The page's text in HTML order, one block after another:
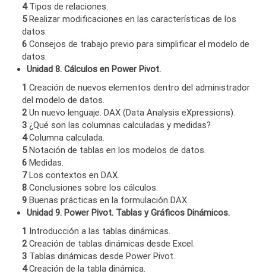
4Tipos de relaciones.
5Realizar modificaciones en las características de los
datos.
6 Consejos de trabajo previo para simplificar el modelo de
datos.
Unidad 8. Cálculos en Power Pivot.
1 Creación de nuevos elementos dentro del administrador
del modelo de datos.
2Un nuevo lenguaje. DAX (Data Analysis eXpressions).
3 ¿Qué son las columnas calculadas y medidas?
4Columna calculada.
5Notación de tablas en los modelos de datos.
6 Medidas.
7Los contextos en DAX.
8 Conclusiones sobre los cálculos.
9 Buenas prácticas en la formulación DAX.
Unidad 9. Power Pivot. Tablas y Gráficos Dinámicos.
1 Introducción a las tablas dinámicas.
2Creación de tablas dinámicas desde Excel.
3 Tablas dinámicas desde Power Pivot.
4Creación de la tabla dinámica.